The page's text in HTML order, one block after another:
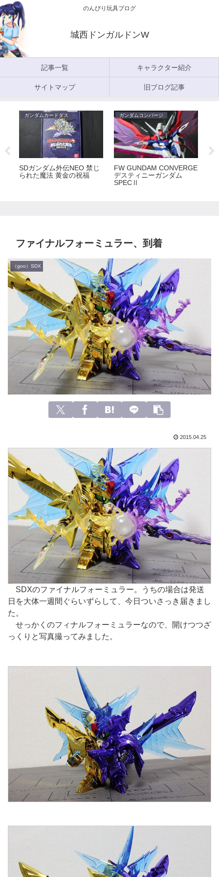
のんびり玩具ブログ
城西ドンガルドンW
記事一覧 キャラクター紹介
サイトマップ 旧ブログ記事
ガンダムカードダス
SDガンダム外伝NEO 禁じ
られた魔法 黄金の祝福
ガンダムコンバージ
FW GUNDAM CONVERGE
デスティニーガンダム
SPECⅡ
ファイナルフォーミュラー、到着
（goo）SDX
2015.04.25
SDXのファイナルフォーミュラー。うちの場合は発送
日を大体一週間ぐらいずらして、今日ついさっき届きまし
た。
せっかくのフィナルフォーミュラーなので、開けつつざ
っくりと写真撮ってみました。